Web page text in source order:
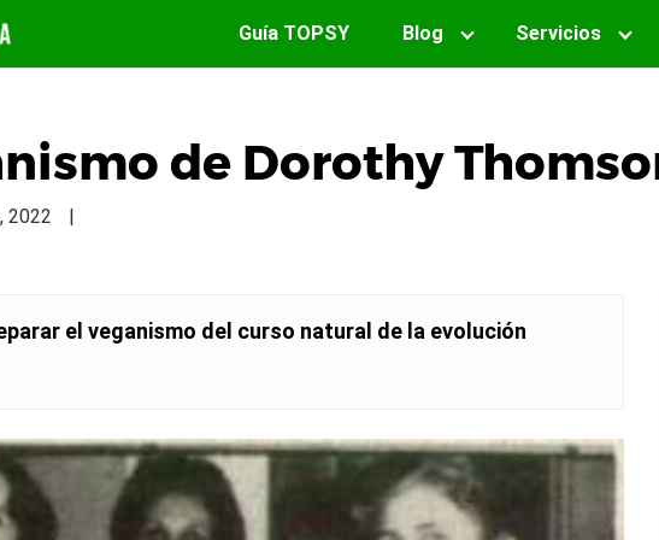
Guía TOPSY Blog Servicios
de Dorothy
2022 |
el veganismo del curso natural de la evolución